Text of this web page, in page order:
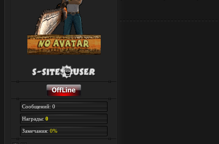
Сообщений: 0
Награды: 0
Замечания: 0%